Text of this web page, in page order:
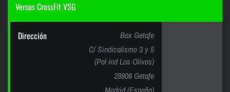
Versus CrossFit VSG
Dirección
Box Getafe
C/ Sindicalismo 3 y 5
(Pol ind Los Olivos)
28906 Getafe